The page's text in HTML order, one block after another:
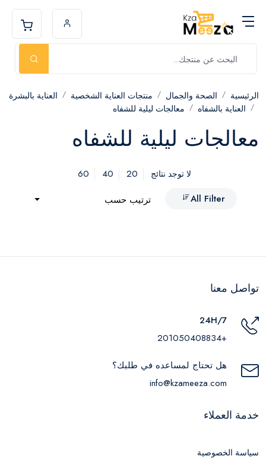
الرئيسية الصحة والجمال منتجات العناية الشخصية
العناية بالبشرة
العناية بالشفاه
معالجات ليلية للشفاه
معالجات ليلية للشفاه
لا توجد نتائج 20
40
60
All Filter
ترتيب حسب
تواصل معنا
24H/7
+201050408834
هل تحتاج لمساعده في طلبك؟
info@kzameeza.com
خدمة العملاء
سياسة الخصوصية